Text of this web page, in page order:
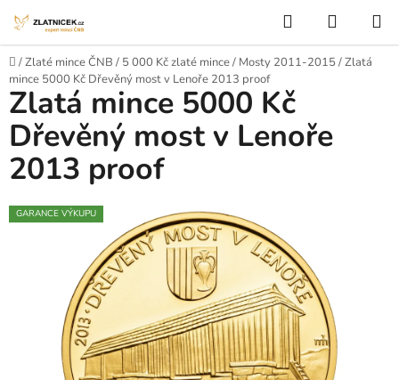
Hledat
Domů
/Zlaté mince ČNB / 5 000 Kč zlaté mince/ Mosty 2011-2015/Zlatá
mince 5000 Kč Dřevěný most v Lenoře 2013 proof
Zlatá mince 5000 Kč
Dřevěný most v Lenoře
2013 proof
GARANCE VÝKUPU